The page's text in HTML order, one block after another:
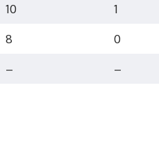
10 1
8 0
– –